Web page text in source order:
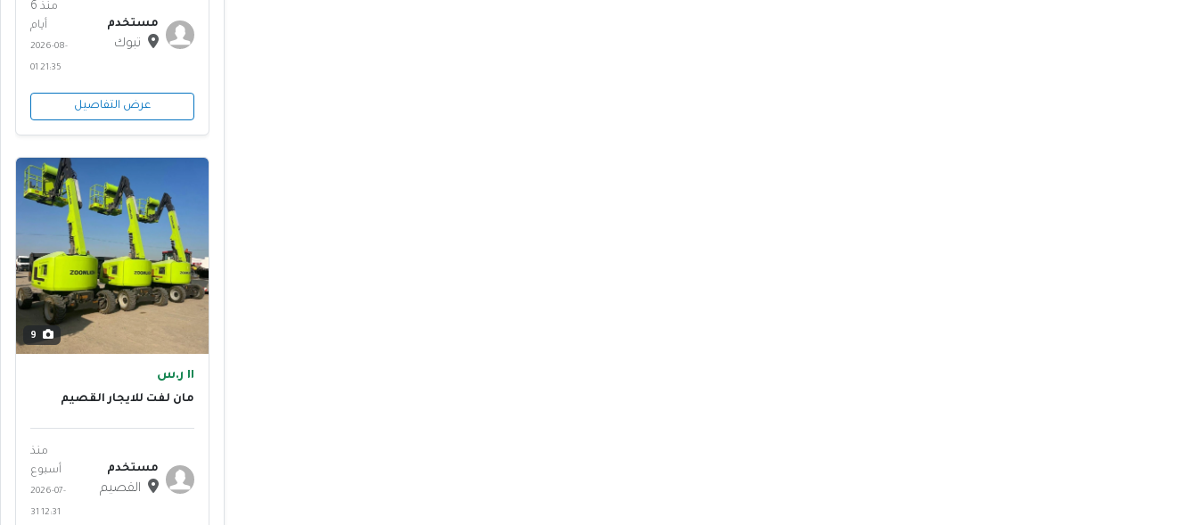
مستخدم
تبوك
منذ 6
أيام
2026-08-
01 21:35
عرض التفاصيل
١١ ر.س
مان لفت للايجار القصيم
القصالقص
مستخدم
القصيم
منذ
أسبوع
2026-07-
31 12:31